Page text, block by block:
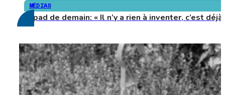
MÉDIAS
Ehpad de demain: « Il n’y a rien à inventer, c’est